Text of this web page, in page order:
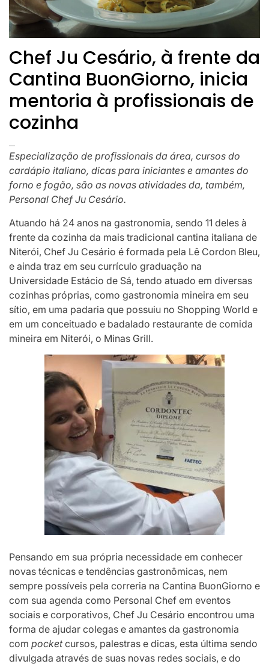
Chef Ju Cesário, à frente da
Cantina BuonGiorno, inicia
mentoria à profissionais de
cozinha
Especialização de profissionais da área, cursos do
cardápio italiano, dicas para iniciantes e amantes do
forno e fogão, são as novas atividades da, também,
Personal Chef Ju Cesário.
Atuando há 24 anos na gastronomia, sendo 11 deles à
frente da cozinha da mais tradicional cantina italiana de
Niterói, Chef Ju Cesário é formada pela Lê Cordon Bleu,
e ainda traz em seu currículo graduação na
Universidade Estácio de Sá, tendo atuado em diversas
cozinhas próprias, como gastronomia mineira em seu
sítio, em uma padaria que possuiu no Shopping World e
em um conceituado e badalado restaurante de comida
mineira em Niterói, o Minas Grill.
Pensando em sua própria necessidade em conhecer
novas técnicas e tendências gastronômicas, nem
sempre possíveis pela correria na Cantina BuonGiorno e
com sua agenda como Personal Chef em eventos
sociais e corporativos, Chef Ju Cesário encontrou uma
forma de ajudar colegas e amantes da gastronomia
com pocketcursos, palestras e dicas, esta última sendo
divulgada através de suas novas redes sociais, e do